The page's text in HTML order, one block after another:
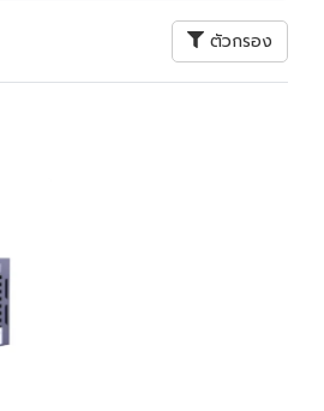
ตัวกรอง